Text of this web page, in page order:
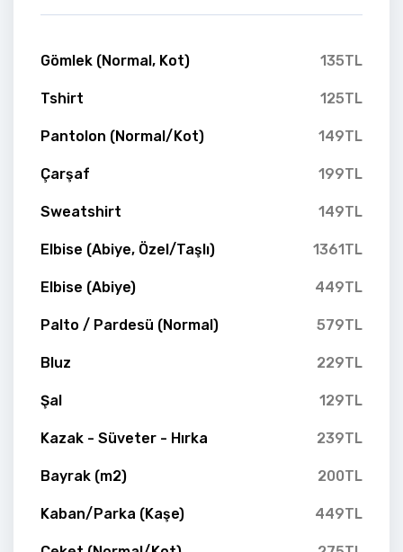
Gömlek (Normal, Kot) 135TL
Tshirt 125TL
Pantolon (Normal/Kot) 149TL
Çarşaf 199TL
Sweatshirt 149TL
Elbise (Abiye, Özel/Taşlı) 1361TL
Elbise (Abiye) 449TL
Palto / Pardesü (Normal) 579TL
Bluz 229TL
Şal 129TL
Kazak - Süveter - Hırka 239TL
Bayrak (m2) 200TL
Kaban/Parka (Kaşe) 449TL